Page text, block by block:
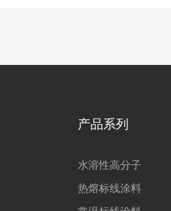
产品系列
水溶性高分子
热熔标线涂料